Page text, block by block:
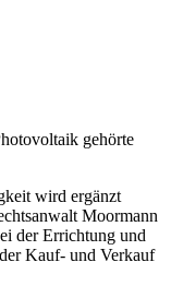
gehörte
wird ergänzt
Moormann
der Errichtung und
Kauf- und Verkauf